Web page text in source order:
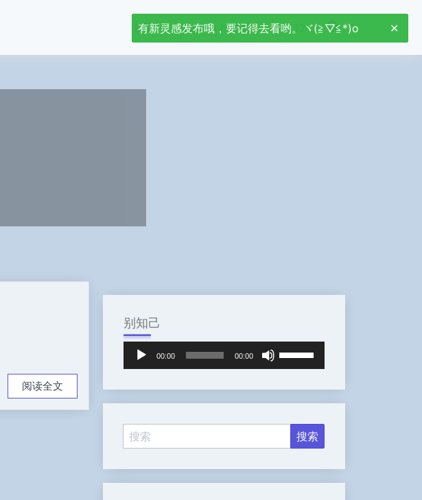
首页 Jetson Nano stm32
阅读全文
别知己
放
00:00 00:00
/
箭
来
增
有新灵感发布哦，要记得去看哟。ヾ(≧▽≦*)o